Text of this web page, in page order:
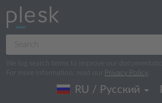
We log search terms to improve our
For more information, read our
Privacy Policy
RU / Русский